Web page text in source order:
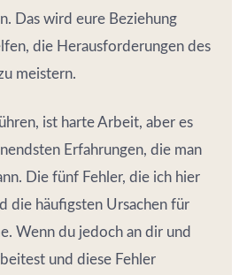
Das wird eure Beziehung
die Herausforderungen des
meistern.
ist harte Arbeit, aber es
Erfahrungen, die man
Die fünf Fehler, die ich hier
die häufigsten Ursachen für
Wenn du jedoch an dir und
und diese Fehler